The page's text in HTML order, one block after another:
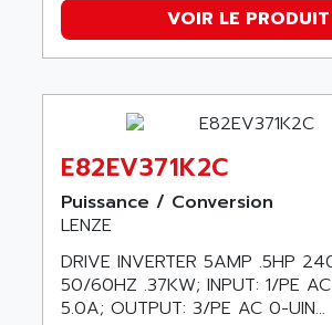
VOIR LE PRODUIT
E82EV371K2C
Puissance / Conversion
LENZE
DRIVE INVERTER 5AMP .5HP
50/60HZ .37KW; INPUT: 1/PE
5.0A; OUTPUT: 3/PE AC 0-UIN...